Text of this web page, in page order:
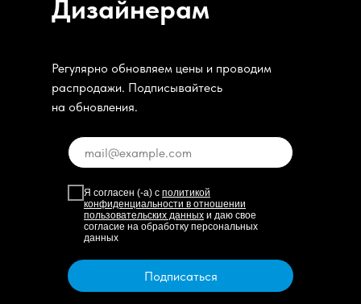
Дизайнерам
Регулярно обновляем цены и проводим
распродажи. Подписывайтесь
на обновления.
Я согласен (-а) с политикой
конфиденциальности в отношении
пользовательских данных и даю свое
согласие на обработку персональных
данных
Подписаться